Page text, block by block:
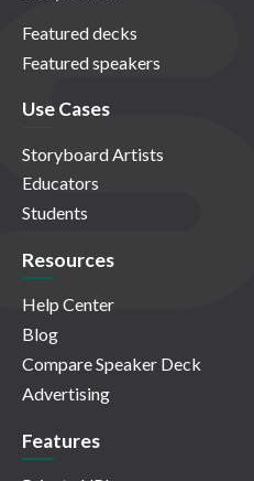
Featured decks
Featured speakers
Use Cases
Storyboard Artists
Educators
Students
Resources
Help Center
Blog
Compare Speaker Deck
Advertising
Features